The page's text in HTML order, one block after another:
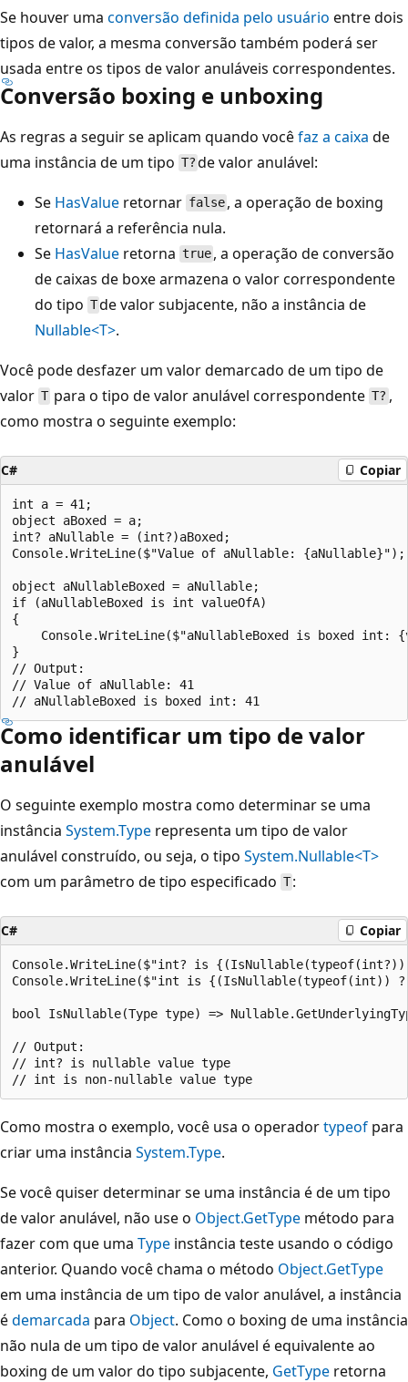
Se houver uma conversão definida pelo usuário entre dois
tipos de valor, a mesma conversão também poderá ser
usada entre os tipos de valor anuláveis correspondentes.
Conversão boxing e unboxing
As regras a seguir se aplicam quando vocêfaz a caixa de
uma instância de um tipo T? de valor anulável:
Se HasValue retornar false , a operação de boxing
retornará a referência nula.
Se HasValue retorna true , a operação de conversão
de caixas de boxe armazena o valor correspondente
do tipo Tde valor subjacente, não a instância de
Nullable<T>.
Você pode desfazer um valor demarcado de um tipo de
valor T para o tipo de valor anulável correspondenteT? ,
como mostra o seguinte exemplo:
C# Copiar
int a = 41;
object aBoxed = a;
int? aNullable = (int?)aBoxed;
Console.WriteLine($"Value of aNullable: {aNullable}");
object aNullableBoxed = aNullable;
if (aNullableBoxed is int valueOfA)
{
Console.WriteLine($"aNullableBoxed is boxed int:
}
// Output:
// Value of aNullable: 41
Como identificar um tipo de valor
anulável
O seguinte exemplo mostra como determinar se uma
instância System.Type representa um tipo de valor
anulável construído, ou seja, o tipo System.Nullable<T>
com um parâmetro de tipo especificado T :
C# Copiar
Console.WriteLine($"int? is
Console.WriteLine($"int is {(IsNullable(typeof(int))
bool IsNullable(Type type) =>
// Output:
// int? is nullable value type
Como mostra o exemplo, você usa o operadortypeof para
criar uma instância System.Type.
Se você quiser determinar se uma instância é de um tipo
de valor anulável, não use o Object.GetType método para
fazer com que uma Type instância teste usando o código
anterior. Quando você chama o método Object.GetType
em uma instância de um tipo de valor anulável, a instância
édemarcada para Object. Como o boxing de uma instância
não nula de um tipo de valor anulável é equivalente ao
boxing de um valor do tipo subjacente, GetType retorna